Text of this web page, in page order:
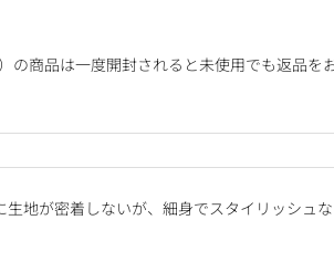
商品は一度開封されると未使用でも返品を
地が密着しないが、細身でスタイリッシュ